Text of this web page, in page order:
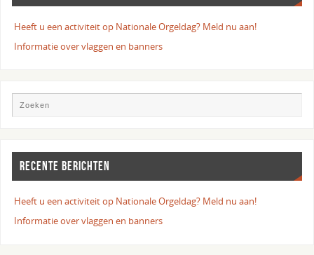
Heeft u een activiteit op Nationale Orgeldag? Meld nu aan!
Informatie over vlaggen en banners
RECENTE BERICHTEN
Heeft u een activiteit op Nationale Orgeldag? Meld nu aan!
Informatie over vlaggen en banners